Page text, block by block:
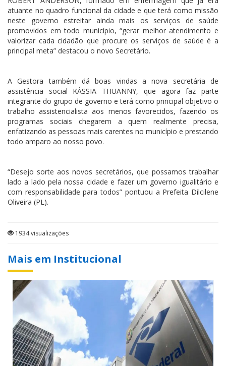
atuante no quadro funcional da cidade e que terá como missão
neste governo estreitar ainda mais os serviços de saúde
promovidos em todo município, “gerar melhor atendimento e
valorizar cada cidadão que procure os serviços de saúde é a
principal meta” destacou o novo Secretário.
A Gestora
também dá boas vindas a nova secretária de
assistência social KÁSSIA THUANNY, que agora faz parte
integrante do grupo de governo e terá como principal objetivo o
trabalho assistencialista aos menos favorecidos, fazendo os
programas sociais chegarem a quem realmente precisa,
enfatizando as pessoas mais carentes no município e prestando
todo amparo ao nosso povo.
“Desejo sorte aos novos secretários, que possamos trabalhar
lado a lado pela nossa cidade e fazer um governo igualitário e
com responsabilidade para todos” pontuou a Prefeita Dilcilene
Oliveira (PL).
1934 visualizações
Mais em Institucional